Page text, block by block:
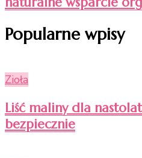
Popularne wpisy
Zioła
Liść maliny dla
bezpiecznie